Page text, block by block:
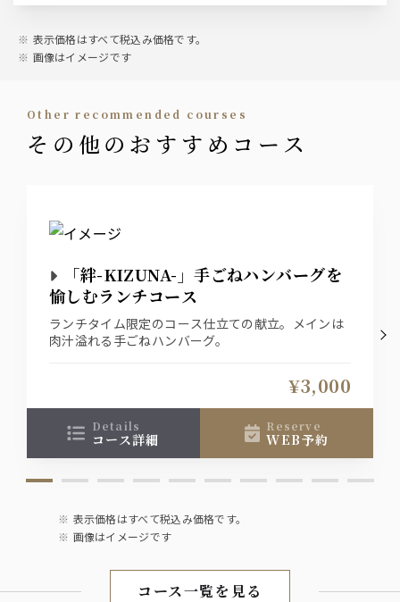
【赤３種】ヴィッラヴィアンキ ロッソ／ティリ
ル
【白３種】ヴィッラヴィアンキ ビアンコ／ティ
リア シャルドネ／トゥーレーヌ・ソーヴィニョ
角/メーカーズマーク/ティーチャーズ/ジムビーム
カクテル
カシス/オレンジ・ソーダ・ウーロン ・ グレープ
フルーツ
ライチ/オレンジ・ソーダ・ウーロン ・ グレープ
フルーツ
山崎梅酒
文楽
ノンアルコールビールテイスト飲料オールフリー
表示価格はすべて税込み価格です。
画像はイメージです
other recommended courses
その他のおすすめコース
「絆-KIZUNA-」手ごねハンバーグを
愉しむランチコース
ランチタイム限定のコース仕立ての献立。メインは
肉汁溢れる手ごねハンバーグ。
¥3,000
details
コース詳細
reserve
WEB予約
表示価格はすべて税込み価格です。
画像はイメージです
コース一覧を見る